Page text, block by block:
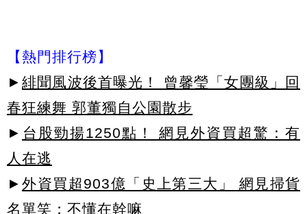
【熱門排行榜】
► 緋聞風波後首曝光！ 曾馨瑩「女團級」回
春狂練舞 郭董獨自公園散步
► 台股勁揚1250點！ 網見外資買超驚：有
人在逃
► 外資買超903億「史上第三大」 網見掃貨
名單笑：不懂在幹嘛